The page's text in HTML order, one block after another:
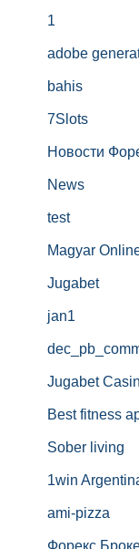
1
adobe
bahis
7Slots
Новости
News
test
Magyar
Jugabet
jan1
Jugabet
Best fitness
Sober living
1win
ami-pizza
Форекс